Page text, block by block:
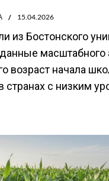
15.04.2026
из Бостонского
масштабного
возраст начала
странах с низким